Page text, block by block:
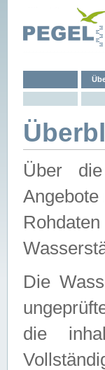
Über die
Die
die